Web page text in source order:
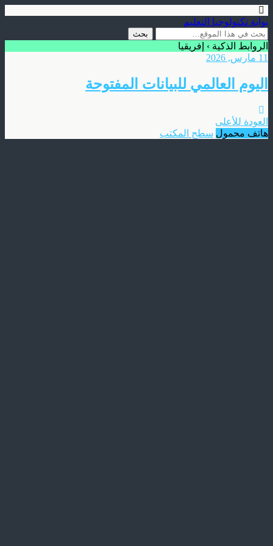
بوابة تكنولوجيا التعليم
الروابط الذكية › إفريقيا
11 مارس, 2026
اليوم العالمي للبيانات المفتوحة
العودة للأعلى
هاتف محمول سطح المكتب